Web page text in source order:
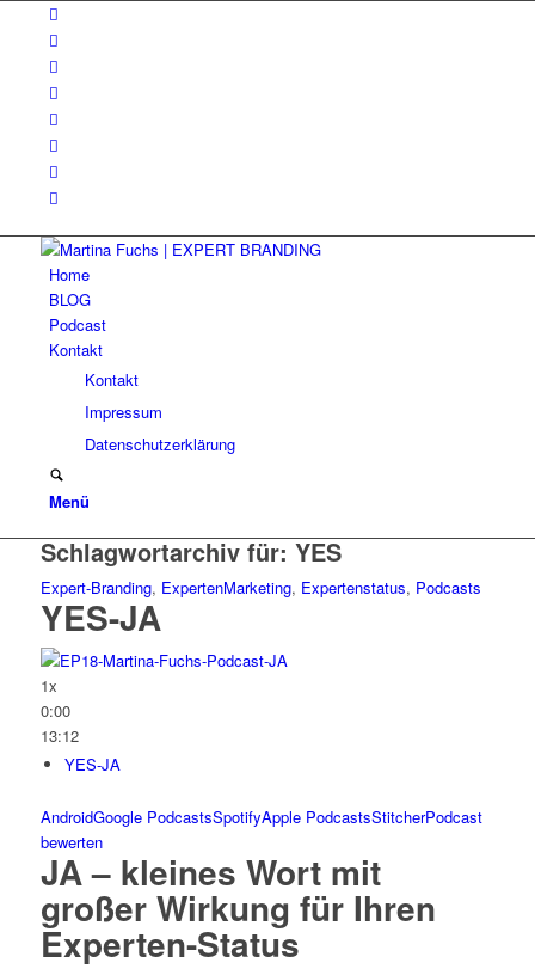
Home
BLOG
Podcast
Kontakt
Kontakt
Impressum
Datenschutzerklärung
Menü
Schlagwortarchiv für: YES
Expert-Branding, ExpertenMarketing, Expertenstatus, Podcasts
YES-JA
1x
0:00
13:12
YES-JA
AndroidGoogle PodcastsSpotifyApple PodcastsStitcherPodcast
bewerten
JA – kleines Wort mit
großer Wirkung für Ihren
Experten-Status